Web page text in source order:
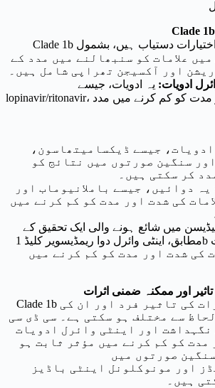
میں علامات کو سنبھالنے میں مدد کے
اور آکسیجن تھراپی شامل ہیں۔
ادویات: یہ ادویات، جیسے remdesivir اور
lopinavir/ritonavir، علامات کی شدت اور مدت کو کم کرنے میں مدد
ادویات، جیسے ڈیکسامیتھاسون،
سنگین صورتوں میں نتائج کو
کر سکتی ہیں۔
یہ دوائیں، جیسے باملانیوماب اور
کی شدت اور مدت کو کم کرنے میں
میں شائع ہونے والی ایک تحقیق کے
مطابق، اینٹی وائرل دوا ریمڈیسویر کلیڈ 1b سمیت COVID-19 کے
کی شدت اور مدت کو کم کرنے میں
اور ممکنہ ضمنی اثرات
Clade 1b کے علاج کے اختیارات کی تاثیر فرد اور ان کی
لحاظ سے مختلف ہو سکتی ہے۔ سی ڈی سی
اور اینٹی وائرل ادویات
مدت کو کم کرنے میں مؤثر ثابت ہو
صورتوں میں
اور مونوکلونل اینٹی باڈیز
ہیں۔